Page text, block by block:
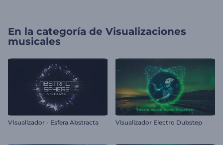
En la categoría de Visualizaciones
musicales
VIsualizador - Esfera Abstracta Visualizador Electro Dubstep